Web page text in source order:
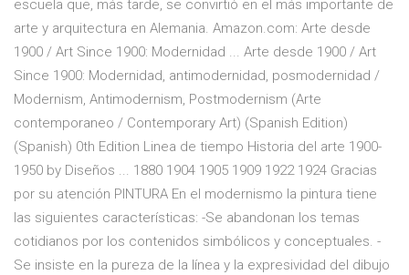
escuela que, más tarde, se convirtió en el más importante de
arte y arquitectura en Alemania. Amazon.com: Arte desde
1900 / Art Since 1900: Modernidad ... Arte desde 1900 / Art
Since 1900: Modernidad, antimodernidad, posmodernidad /
Modernism, Antimodernism, Postmodernism (Arte
contemporaneo / Contemporary Art) (Spanish Edition)
(Spanish) 0th Edition Linea de tiempo Historia del arte 1900-
1950 by Diseños ... 1880 1904 1905 1909 1922 1924 Gracias
por su atención PINTURA En el modernismo la pintura tiene
las siguientes características: -Se abandonan los temas
cotidianos por los contenidos simbólicos y conceptuales. -
Se insiste en la pureza de la línea y la expresividad del dibujo